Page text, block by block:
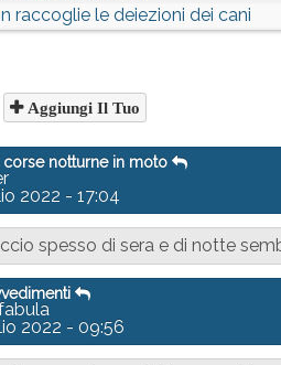
raccoglie le deiezioni dei cani
Aggiungi Il Tuo
corse notturne in moto
2022 - 17:04
spesso di sera e di notte
2022 - 09:56